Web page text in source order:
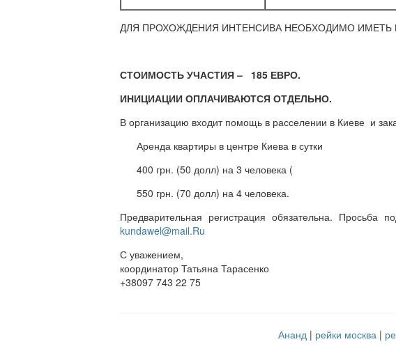
ДЛЯ ПРОХОЖДЕНИЯ ИНТЕНСИВА НЕОБХОДИМО
СТОИМОСТЬ УЧАСТИЯ – 185 ЕВРО.
ИНИЦИАЦИИ ОПЛАЧИВАЮТСЯ ОТДЕЛЬНО.
В организацию входит помощь в расселении в Киеве и
Аренда квартиры в центре Киева в сутки
400 грн. (50 долл) на 3 человека (
550 грн. (70 долл) на 4 человека.
Предварительная регистрация обязательна.
kundawel@mail.Ru
С уважением,
координатор Татьяна Тарасенко
+38097 743 22 75
Ананд рейки москва